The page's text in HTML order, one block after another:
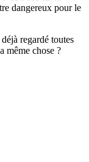
dangereux pour le
regardé toutes
même chose ?